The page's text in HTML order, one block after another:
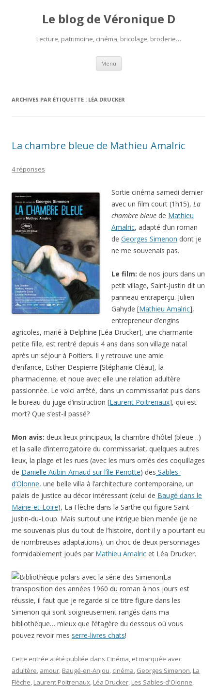
Le blog de Véronique D
Lecture, patrimoine, cinéma, bricolage, broderie…
Menu Aller
contenu
ARCHIVES PAR ÉTIQUETTE : LÉA DRUCKER
La chambre bleue de Mathieu Amalric
4 réponses
Sortie cinéma samedi dernier
avec un film court (1h15), La
chambre bleue de Mathieu
Amalric, adapté d’un roman
de Georges Simenon dont je
ne me souvenais pas.
Le film: de nos jours dans un
petit village, Saint-Justin dit un
panneau entraperçu. Julien
Gahyde [Mathieu Amalric],
entrepreneur d’engins
agricoles, marié à Delphine [Léa Drucker], une charmante
petite fille, est rentré depuis 4 ans dans son village natal
après un séjour à Poitiers. Il y retrouve une amie
d’enfance, Esther Despierre [Stéphanie Cléau], la
pharmacienne, et noue avec elle une relation adultère
passionnée. Le voici arrêté, dans un commissariat puis dans
le bureau du juge d’instruction [Laurent Poitrenaux], qui est
mort? Que s’est-il passé?
Mon avis: deux lieux principaux, la chambre d’hôtel (bleue…)
et la salle d’interrogatoire du commissariat, quelques autres
lieux, la plage et les rues (avec les murs ornés des coquillages
de Danielle Aubin-Arnaud sur l’île Penotte) des Sables-
d’Olonne, une belle villa à l’architecture contemporaine, un
palais de justice au décor intéressant (celui de Baugé dans le
Maine-et-Loire), La Flèche dans la Sarthe qui figure Saint-
Justin-du-Loup. Mais surtout une intrigue bien menée (je ne
me souvenais plus du tout de l’histoire, dont il y a pourtant eu
de nombreuses adaptations), un choc de deux personnages
formidablement joués par Mathieu Amalric et Léa Drucker.
La
transposition des années 1960 du roman à nos jours est
réussie, il faut que je regarde si ce titre figure dans les
Simenon qui sont soigneusement rangés dans ma
bibliothèque… mieux que l’étagère du dessous où vous
pouvez revoir mes serre-livres chats!
Cette entrée a été publiée dans Cinéma, et marquée avec
adultère, amour, Baugé-en-Anjou, cinéma, Georges Simenon, La
Flèche, Laurent Poitrenaux, Léa Drucker, Les Sables-d'Olonne,